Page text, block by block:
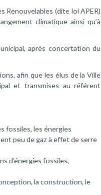
Renouvelables (dite loi APER)
climatique ainsi qu’à
après concertation du
afin que les élus de la Ville
et transmises au référent
fossiles, les énergies
peu de gaz à effet de serre
d’énergies fossiles,
la construction, le